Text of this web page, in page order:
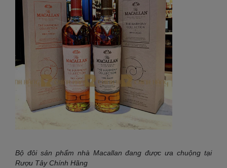
Bộ đôi sản phẩm nhà Macallan đang được ưa chuộng tại
Rượu Tây Chính Hãng